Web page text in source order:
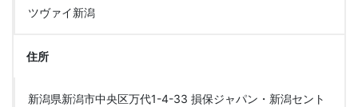
ツヴァイ新潟
住所
新潟県新潟市中央区万代1-4-33 損保ジャパン・新潟セント